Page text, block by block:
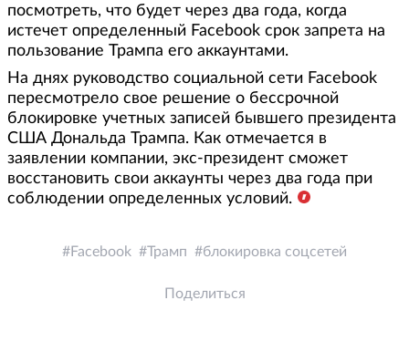
посмотреть, что будет через два года, когда
истечет определенный Facebook срок запрета на
пользование Трампа его аккаунтами.
На днях руководство социальной сети Facebook
пересмотрело свое решение о бессрочной
блокировке учетных записей бывшего президента
США Дональда Трампа. Как отмечается в
заявлении компании, экс-президент сможет
восстановить свои аккаунты через два года при
соблюдении определенных условий.
Facebook Трамп блокировка соцсетей
Поделиться